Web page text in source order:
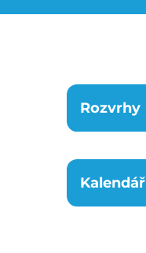
Rozvrhy
Kalendář